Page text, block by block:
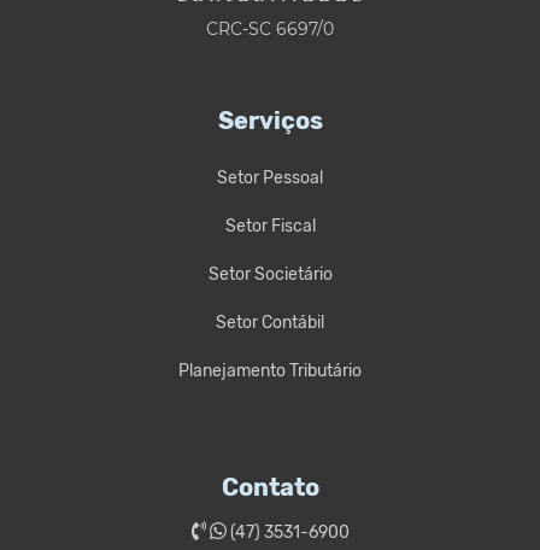
CRC-SC 6697/0
Serviços
Setor Pessoal
Setor Fiscal
Setor Societário
Setor Contábil
Planejamento Tributário
Contato
(47) 3531-6900